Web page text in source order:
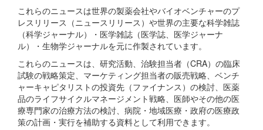
これらのニュースは世界の製薬会社やバイオベンチャーのプ
レスリリース（ニュースリリース）や世界の主要な科学雑誌
（科学ジャーナル）・医学雑誌（医学誌、医学ジャーナ
ル）・生物学ジャーナルを元に作製されています。
これらのニュースは、研究活動、治験担当者（CRA）の臨床
試験の戦略策定、マーケティング担当者の販売戦略、ベンチ
ャーキャピタリストの投資先（ファイナンス）の検討、医薬
品のライフサイクルマネージメント戦略、医師やその他の医
療専門家の治療方法の検討、病院・地域医療・政府の医療政
策の計画・実行を補助する資料として利用できます。